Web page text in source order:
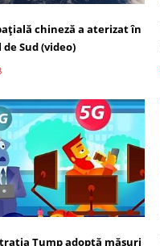
chineză a aterizat în
Sud (video)
Tump adoptă măsuri